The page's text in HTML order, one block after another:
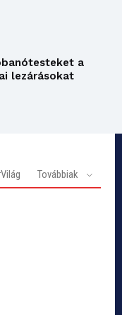
a
lezárásokat
Továbbiak